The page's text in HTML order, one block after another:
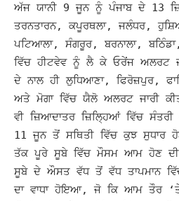
ਅੱਜ ਯਾਨੀ 9 ਜੂਨ ਨੂੰ ਪੰਜਾਬ ਦੇ 13
ਤਰਨਤਾਰਨ, ਕਪੂਰਥਲਾ, ਜਲੰਧਰ,
ਪਟਿਆਲਾ, ਸੰਗਰੂਰ, ਬਰਨਾਲਾ,
ਵਿੱਚ ਹੀਟਵੇਵ ਨੂੰ ਲੈ ਕੇ ਓਰੇਂਜ ਅਲਰਟ
ਦੇ ਨਾਲ ਹੀ ਲੁਧਿਆਣਾ, ਫਿਰੋਜ਼ਪੁਰ,
ਅਤੇ ਮੋਗਾ ਵਿੱਚ ਯੈਲੋ ਅਲਰਟ ਜਾਰੀ
ਵੀ ਜ਼ਿਆਦਾਤਰ ਜ਼ਿਲ੍ਹਿਆਂ ਵਿੱਚ
11 ਜੂਨ ਤੋਂ ਸਥਿਤੀ ਵਿੱਚ ਕੁਝ ਸੁਧਾਰ
ਤੱਕ ਪੂਰੇ ਸੂਬੇ ਵਿੱਚ ਮੌਸਮ ਆਮ ਹੋਣ ਦੀ
ਸੂਬੇ ਦੇ ਔਸਤ ਵੱਧ ਤੋਂ ਵੱਧ ਤਾਪਮਾਨ
ਦਾ ਵਾਧਾ ਹੋਇਆ, ਜੋ ਕਿ ਆਮ ਤੌਰ